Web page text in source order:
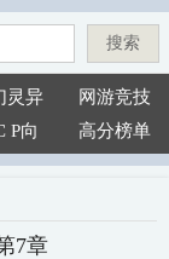
搜索
灵异
网游竞技
P向 高分榜单
7章